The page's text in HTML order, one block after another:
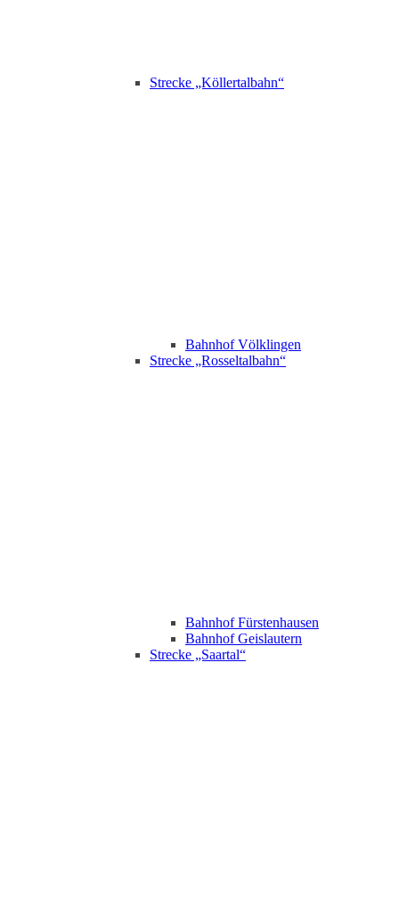
Strecke „Köllertalbahn“
Bahnhof Völklingen
Strecke „Rosseltalbahn“
Bahnhof Fürstenhausen
Bahnhof Geislautern
Strecke „Saartal“